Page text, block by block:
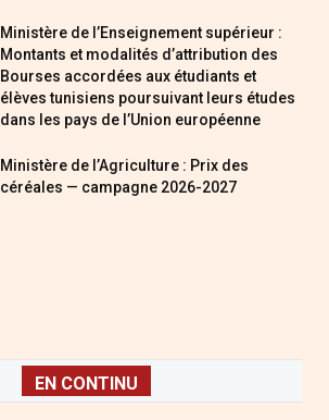
Ministère de l’Enseignement supérieur :
Montants et modalités d’attribution des
Bourses accordées aux étudiants et
élèves tunisiens poursuivant leurs études
dans les pays de l’Union européenne
Ministère de l’Agriculture : Prix des
céréales — campagne 2026-2027
EN CONTINU